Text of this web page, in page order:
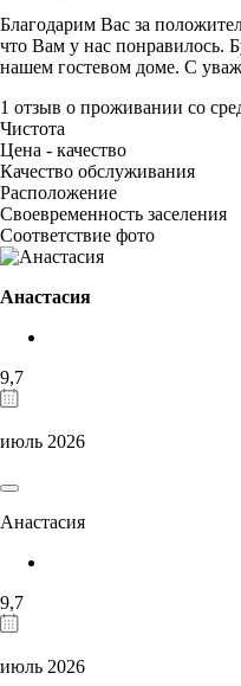
Благодарим Вас за
что Вам у нас понравилось.
нашем гостевом доме. С
1 отзыв о проживании со
Чистота
Цена - качество
Качество обслуживания
Расположение
Своевременность заселения
Соответствие фото
Анастасия
9,7
июль 2026
Анастасия
9,7
июль 2026